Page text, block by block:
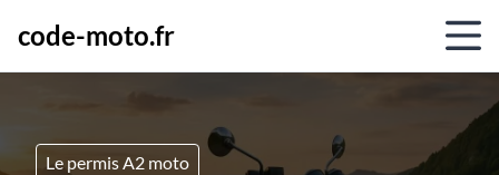
code-moto.fr
Le permis A2 moto